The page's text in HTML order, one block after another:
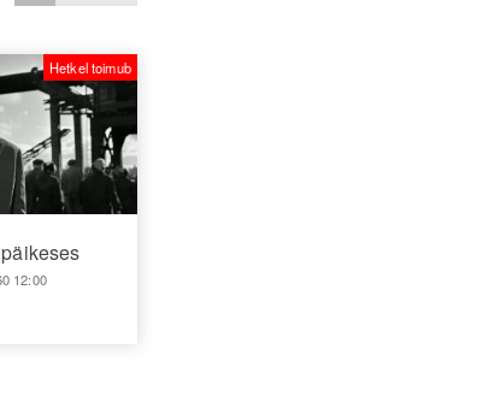
12:00
Hetkel toimub